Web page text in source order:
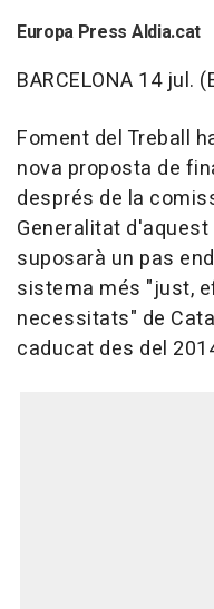
Europa Press Aldia.cat
BARCELONA 14 jul.
Foment del Treball
nova proposta de
després de la
Generalitat
suposarà un pas
sistema més "just,
necessitats" de
caducat des del